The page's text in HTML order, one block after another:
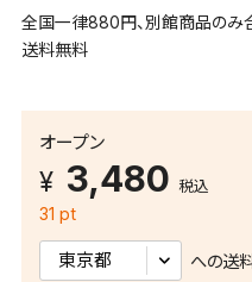
全国一律880円、別館商品の
送料無料
オープン
3,480 税込
31 pt
への送